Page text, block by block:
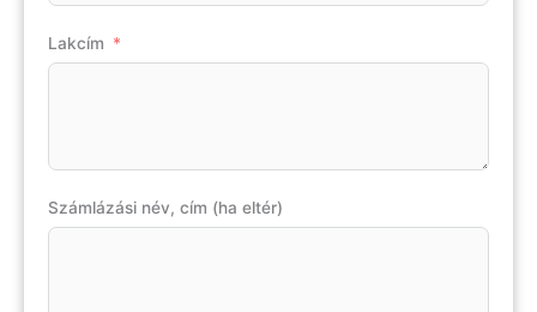
Lakcím
Számlázási név, cím (ha eltér)